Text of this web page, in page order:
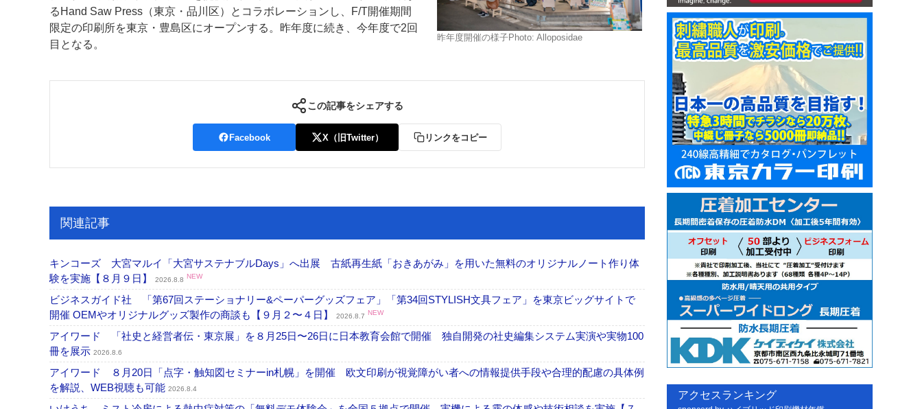
運営
会社案内
昨年度開催の様子Photo: Alloposidae
るHand Saw Press（東京・品川区）とコラボレーションし、F/T開催期間
限定の印刷所を東京・豊島区にオープンする。昨年度に続き、今年度で2回
目となる。
この記事をシェアする
Facebook X（旧Twitter） リンクをコピー
関連記事
キンコーズ 大宮マルイ「大宮サステナブルDays」へ出展 古紙再生紙「おきあがみ」を用いた無料のオリジナルノート作り体
験を実施【８月９日】
2026.8.8 NEW
ビジネスガイド社 「第67回ステーショナリー&ペーパーグッズフェア」「第34回STYLISH文具フェア」を東京ビッグサイトで
開催 OEMやオリジナルグッズ製作の商談も【９月２〜４日】
2026.8.7 NEW
アイワード 「社史と経営者伝・東京展」を８月25日〜26日に日本教育会館で開催 独自開発の社史編集システム実演や実物100
冊を展示 2026.8.6
アイワード ８月20日「点字・触知図セミナーin札幌」を開催 欧文印刷が視覚障がい者への情報提供手段や合理的配慮の具体例
を解説、WEB視聴も可能 2026.8.4
アクセスランキング